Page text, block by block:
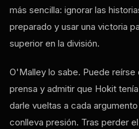
más sencilla: ignorar las
preparado y usar una victoria
superior en la división.
O'Malley lo sabe. Puede
prensa y admitir que Hokit
darle vueltas a cada
conlleva presión. Tras perder